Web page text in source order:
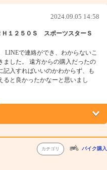
2024.09.05 14:58
１２５０Ｓ スポーツスターＳ
LINEで連絡ができ、わからないこ
ました。 遠方からの購入だったの
入すればいいのかわからず、も
ると良かったかなーと思いまし
カテゴリ バイク購入